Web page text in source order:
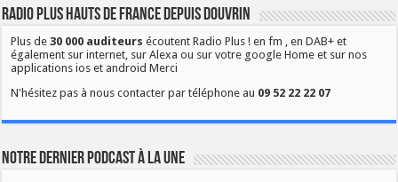
Radio Plus Hauts de France depuis Douvrin
Plus de30 000 auditeurs écoutent Radio Plus ! en fm , en DAB+ et
également sur internet, sur Alexa ou sur votre google Home et sur nos
applications ios et android Merci
N'hésitez pas à nous contacter par téléphone au 09 52 22 22 07
Notre dernier podcast à la une